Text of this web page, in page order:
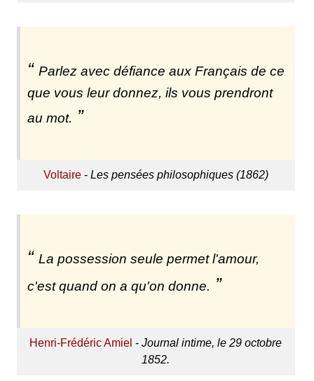
Parlez avec défiance aux Français de ce
que vous leur donnez, ils vous prendront
au mot.
Voltaire- Les pensées philosophiques (1862)
La possession seule permet l'amour,
c'est quand on a qu'on donne.
Henri-Frédéric Amiel -Journal intime, le 29 octobre
1852.